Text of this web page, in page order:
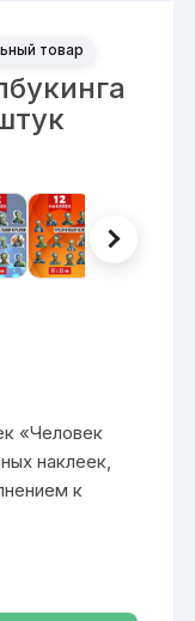
товар
«Человек
наклеек,
к